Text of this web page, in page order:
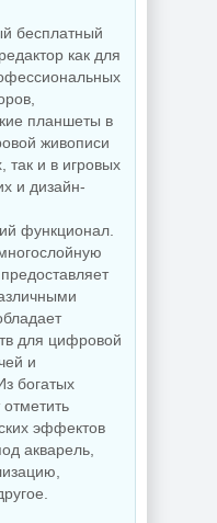
AI 2026.5
Internet
Premium
Final
NEW
NEW
бесплатный
как для
планшеты в
живописи
так и в игровых
и дизайн-
функционал.
для цифровой
и
богатых
эффектов
акварель,